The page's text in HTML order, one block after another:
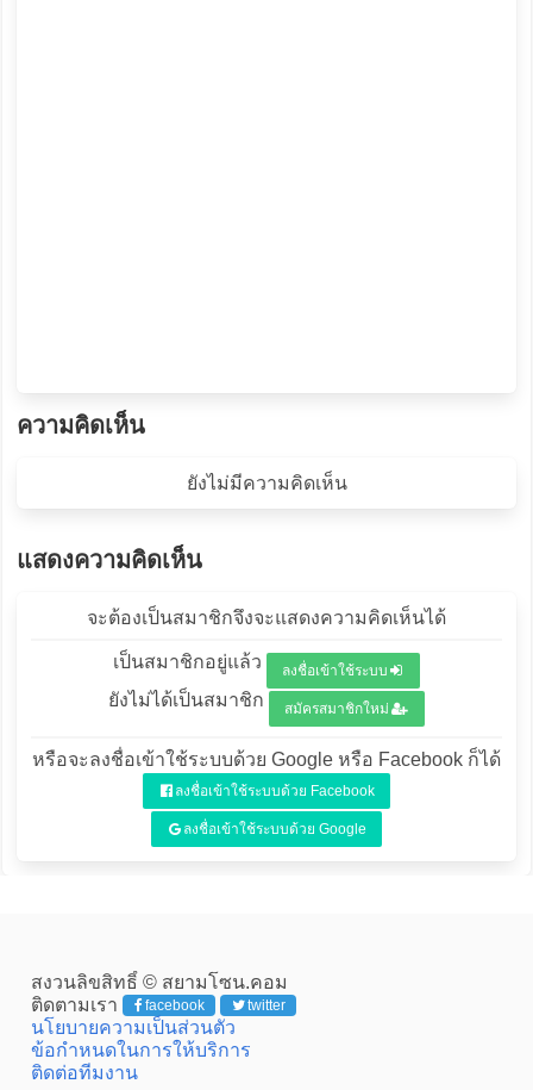
ความคิดเห็น
ยังไม่มีความคิดเห็น
แสดงความคิดเห็น
จะต้องเป็นสมาชิกจึงจะแสดงความคิดเห็นได้
เป็นสมาชิกอยู่แล้ว ลงชื่อเข้าใช้ระบบ
ยังไม่ได้เป็นสมาชิก สมัครสมาชิกใหม่
หรือจะลงชื่อเข้าใช้ระบบด้วย Google หรือ Facebook ก็ได้
ลงชื่อเข้าใช้ระบบด้วย Facebook
ลงชื่อเข้าใช้ระบบด้วย Google
สงวนลิขสิทธิ์ © สยามโซน.คอม
ติดตามเรา
facebook twitter
นโยบายความเป็นส่วนตัว
ข้อกำหนดในการให้บริการ
ติดต่อทีมงาน